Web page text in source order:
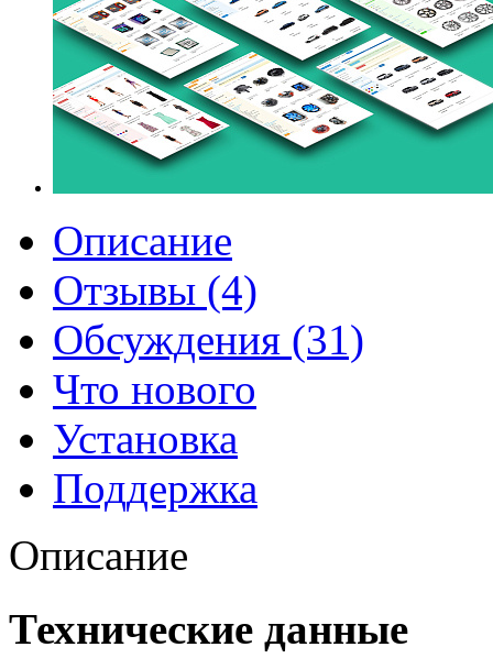
Описание
Отзывы (4)
Обсуждения (31)
Что нового
Установка
Поддержка
Описание
Технические данные